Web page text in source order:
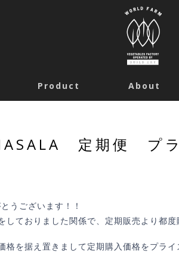
Product About
定期便 プ
うございます！！
しておりました関係で、定期販売より都度
格を据え置きまして定期購入価格をプライ